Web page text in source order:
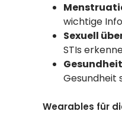
wichtige
Sexuell
STIs
Gesundheit
Wearables für